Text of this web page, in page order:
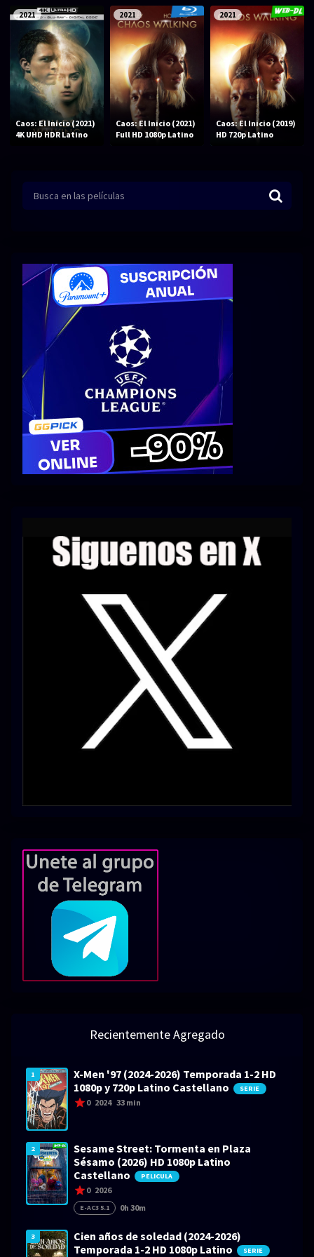
Series 1080p 60 FPS
¿COMO DESCARGAR?
TIPOS DE CALIDADES
VIP
2021
Caos: El Inicio (2021)
4K UHD HDR Latino
2021
Caos: El Inicio (2021)
Full HD 1080p Latino
2021
Caos: El Inicio (2019)
HD 720p Latino
Recientemente Agregado
1
X-Men '97 (2024-2026) Temporada 1-2 HD
1080p y 720p Latino Castellano
SERIE
0 2024 33 min
2
Sesame Street: Tormenta en Plaza
Sésamo (2026) HD 1080p Latino
Castellano
PELICULA
0 2026
E-AC3 5.1 0h 30m
3
Cien años de soledad (2024-2026)
Temporada 1-2 HD 1080p Latino
SERIE